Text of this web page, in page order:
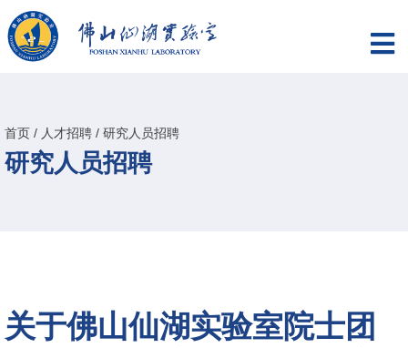
首页 / 人才招聘 / 研究人员招聘
研究人员招聘
关于佛山仙湖实验室院士团